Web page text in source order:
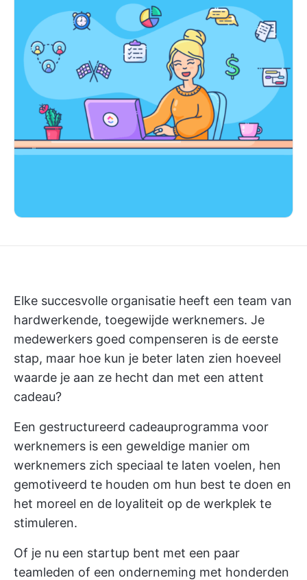
Elke succesvolle organisatie heeft een team van
hardwerkende, toegewijde werknemers. Je
medewerkers goed compenseren is de eerste
stap, maar hoe kun je beter laten zien hoeveel
waarde je aan ze hecht dan met een attent
cadeau?
Een gestructureerd cadeauprogramma voor
werknemers is een geweldige manier om
werknemers zich speciaal te laten voelen, hen
gemotiveerd te houden om hun best te doen en
het moreel en de loyaliteit op de werkplek te
stimuleren.
Of je nu een startup bent met een paar
teamleden of een onderneming met honderden